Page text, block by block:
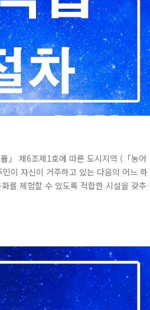
」 제6조제1호에 따른 도시지역 (「농어
이 자신이 거주하고 있는 다음의 어느 하
를 체험할 수 있도록 적합한 시설을 갖추
특별법」 제2조제6호에 따른 도시재생
에게 우선하여 숙식 등을 제공하면서,